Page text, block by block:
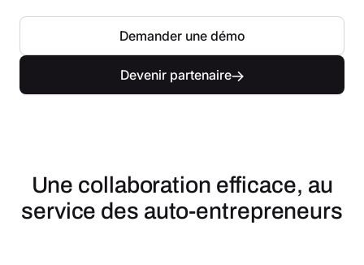
Demander une démo
Devenir partenaire
Une collaboration efficace, au
service des auto-entrepreneurs